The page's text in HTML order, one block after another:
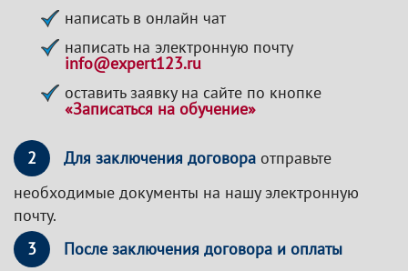
написать в онлайн чат
написать на электронную почту
info@expert123.ru
оставить заявку на сайте по кнопке
«Записаться на обучение»
2 Для заключения договора отправьте
необходимые документы на нашу электронную
почту.
3
После заключения договора и оплаты